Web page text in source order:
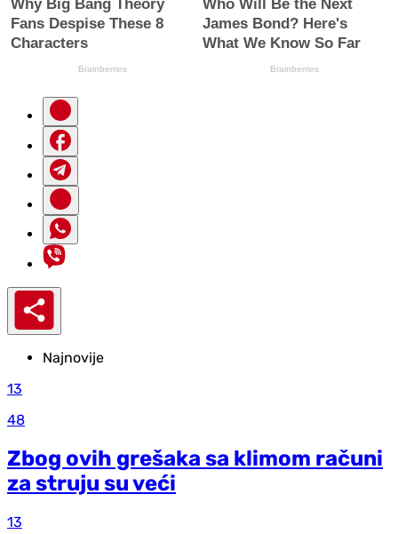
Najnovije
13
48
Zbog ovih grešaka sa klimom računi
za struju su veći
13